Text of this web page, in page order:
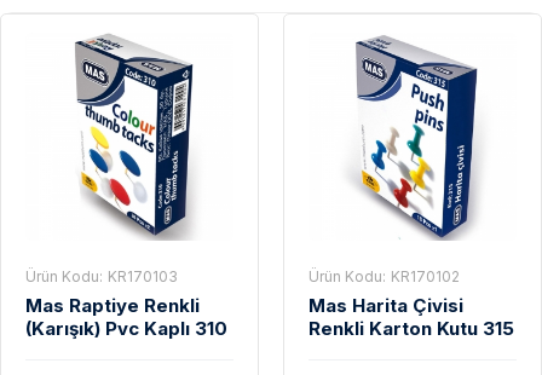
Ürün Kodu: KR170103
Mas Raptiye Renkli
(Karışık) Pvc Kaplı 310
Ürün Kodu: KR170102
Mas Harita Çivisi
Renkli Karton Kutu 315